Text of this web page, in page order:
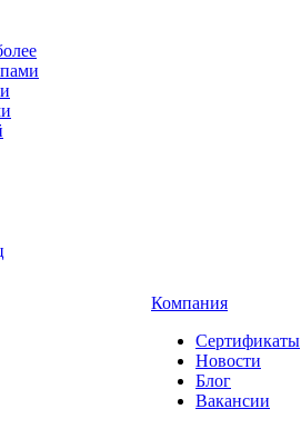
Компания
Сертификаты
Новости
Блог
Вакансии